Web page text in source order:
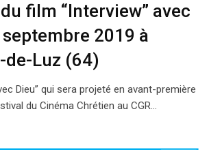
film “Interview” avec
septembre 2019 à
Luz (64)
Dieu” qui sera projeté en avant-première
du Cinéma Chrétien au CGR…